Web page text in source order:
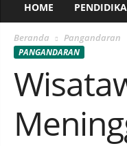
HOME
Beranda Pangandaran
PANGANDARAN